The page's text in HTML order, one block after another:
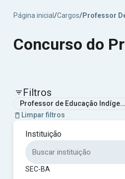
Página inicial /Cargos/Professor
Concurso do
Filtros
Professor de Educação
Limpar filtros
Instituição
SEC-BA